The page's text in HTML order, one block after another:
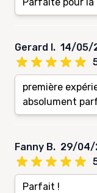
Gerard I. 14/05/
première
absolument
Fanny B. 29/04/
Parfait !